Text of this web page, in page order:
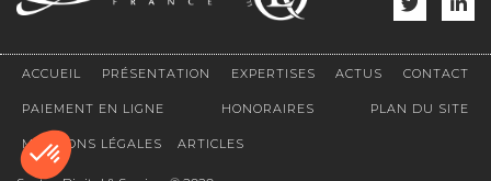
ACCUEIL PRÉSENTATION EXPERTISES ACTUS CONTACT
PAIEMENT EN LIGNE HONORAIRES PLAN DU SITE
MENTIONS LÉGALES ARTICLES